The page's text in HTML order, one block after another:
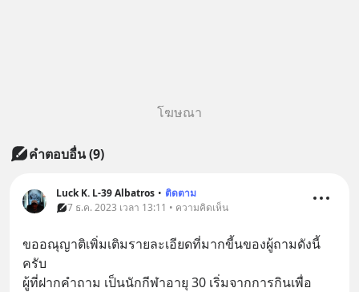
โฆษณา
คำตอบอื่น(9)
Luck K. L-39 Albatros • ติดตาม
7 ธ.ค. 2023 เวลา 13:11 • ความคิดเห็น
ขออณุญาติเพิ่มเติมรายละเอียดที่มากขี้นของผู้ถามดังนี้
ครับ
ผู้ที่ฝากคำถาม เป็นนักกีฬาอายุ 30 เริ่มจากการกินเพื่อ